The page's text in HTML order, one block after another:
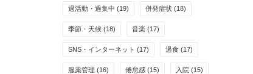
過活動・過集中 (19) 併発症状 (18)
季節・天候 (18) 音楽 (17)
SNS・インターネット (17) 過食 (17)
服薬管理 (16) 倦怠感 (15) 入院 (15)